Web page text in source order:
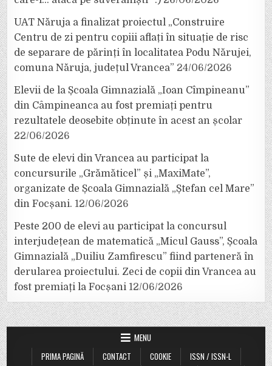
UAT Năruja a finalizat proiectul „Construire
Centru de zi pentru copiii aflați în situație de risc
de separare de părinți în localitatea Podu Nărujei,
comuna Năruja, județul Vrancea” 24/06/2026
Elevii de la Școala Gimnazială „Ioan Cîmpineanu”
din Câmpineanca au fost premiați pentru
rezultatele deosebite obținute în acest an școlar
22/06/2026
Sute de elevi din Vrancea au participat la
concursurile „Grămăticel” și „MaxiMate”,
organizate de Școala Gimnazială „Ștefan cel Mare”
din Focșani. 12/06/2026
Peste 200 de elevi au participat la concursul
interjudețean de matematică „Micul Gauss”, Școala
Gimnazială „Duiliu Zamfirescu” fiind parteneră în
derularea proiectului. Zeci de copii din Vrancea au
fost premiați la Focșani 12/06/2026
MENU
PRIMA PAGINĂ
CONTACT COOKIE
ISSN / ISSN-L